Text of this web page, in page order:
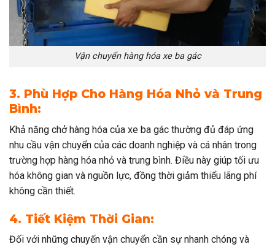
Vận chuyển hàng hóa xe ba gác
3. Phù Hợp Cho Hàng Hóa Nhỏ và Trung
Bình:
Khả năng chở hàng hóa của xe ba gác thường đủ đáp ứng
nhu cầu vận chuyển của các doanh nghiệp và cá nhân trong
trường hợp hàng hóa nhỏ và trung bình. Điều này giúp tối ưu
hóa không gian và nguồn lực, đồng thời giảm thiểu lãng phí
không cần thiết.
4. Tiết Kiệm Thời Gian:
Đối với những chuyến vận chuyển cần sự nhanh chóng và